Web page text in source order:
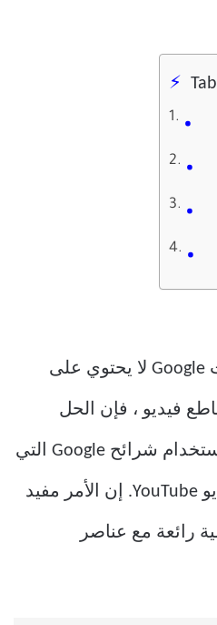
نظرًا لأن مُحرر مستندات Google لا يحتوي على
فيديو ، فإن الحل
الخاص بنا ينطوي على استخدام شرائح Google التي
تدعم تضمين مقاطع فيديو YouTube. إن الأمر مفيد
رائعة مع عناصر